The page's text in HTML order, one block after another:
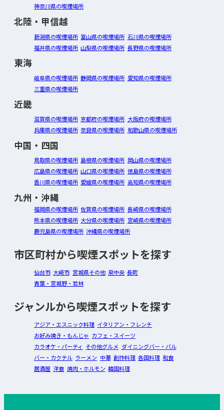
神奈川県の喫煙場所
北陸・甲信越
新潟県の喫煙場所 富山県の喫煙場所 石川県の喫煙場所
福井県の喫煙場所 山梨県の喫煙場所 長野県の喫煙場所
東海
岐阜県の喫煙場所 静岡県の喫煙場所 愛知県の喫煙場所
三重県の喫煙場所
近畿
滋賀県の喫煙場所 京都府の喫煙場所 大阪府の喫煙場所
兵庫県の喫煙場所 奈良県の喫煙場所 和歌山県の喫煙場所
中国・四国
鳥取県の喫煙場所 島根県の喫煙場所 岡山県の喫煙場所
広島県の喫煙場所 山口県の喫煙場所 徳島県の喫煙場所
香川県の喫煙場所 愛媛県の喫煙場所 高知県の喫煙場所
九州・沖縄
福岡県の喫煙場所 佐賀県の喫煙場所 長崎県の喫煙場所
熊本県の喫煙場所 大分県の喫煙場所 宮崎県の喫煙場所
鹿児島県の喫煙場所 沖縄県の喫煙場所
市区町村から喫煙スポットを探す
仙台市 大崎市 宮城県その他 泉中央 長町
青葉・宮城野・若林
ジャンルから喫煙スポットを探す
アジア・エスニック料理 イタリアン・フレンチ
お好み焼き・もんじゃ カフェ・スイーツ
カラオケ・パーティ その他グルメ ダイニングバー・バル
バー・カクテル ラーメン 中華 創作料理 各国料理 和食
居酒屋 洋食 焼肉・ホルモン 韓国料理